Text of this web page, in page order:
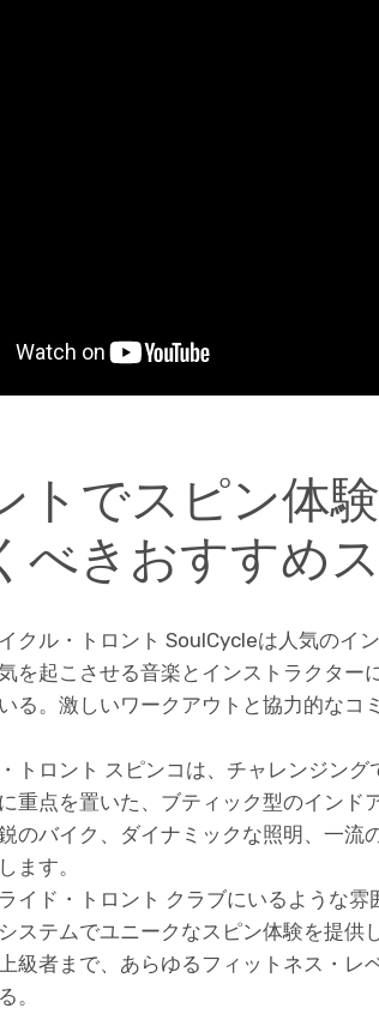
トでスピン体
べきおすすめ
クル・トロント SoulCycleは人気のイ
を起こさせる音楽とインストラクター
る。激しいワークアウトと協力的なコ
トロント スピンコは、チャレンジン
重点を置いた、ブティック型のインド
のバイク、ダイナミックな照明、一流
ます。
イド・トロント クラブにいるような
ステムでユニークなスピン体験を提供
級者まで、あらゆるフィットネス・レ
。